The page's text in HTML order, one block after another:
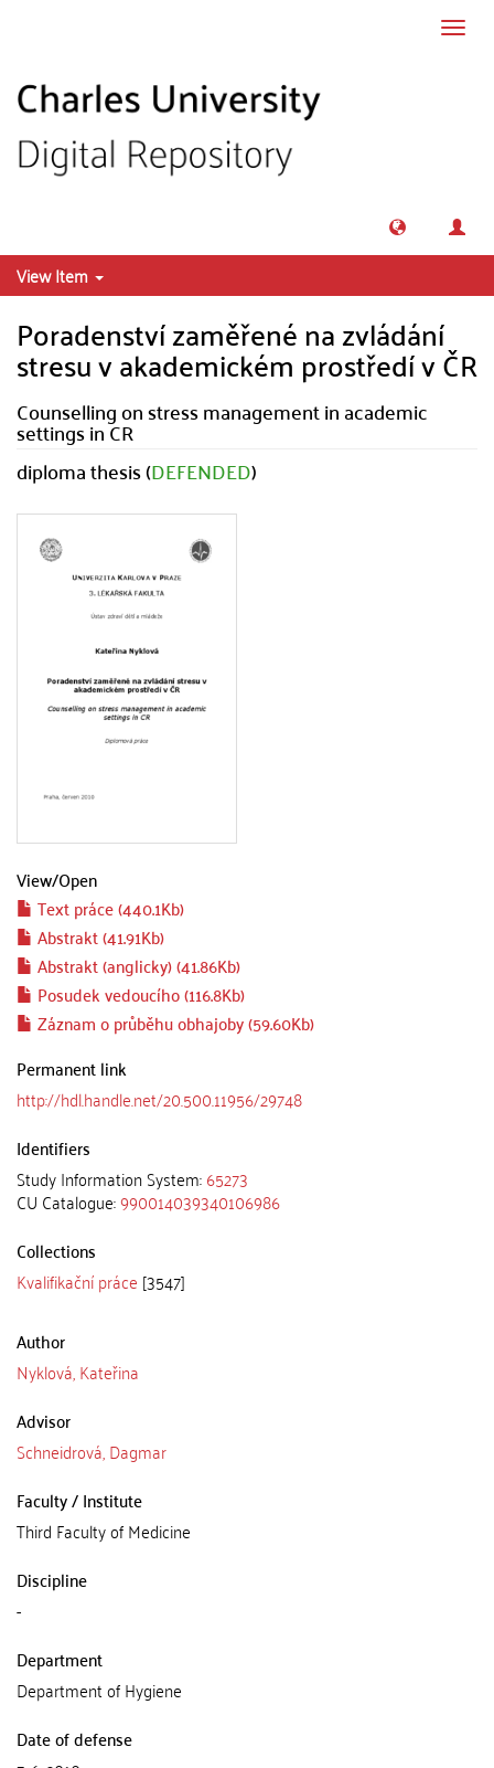
View Item
Poradenství zaměřené na zvládání
stresu v akademickém prostředí v ČR
Counselling on stress management in academic
settings in CR
diploma thesis (DEFENDED)
View/Open
Text práce (440.1Kb)
Abstrakt (41.91Kb)
Abstrakt (anglicky) (41.86Kb)
Posudek vedoucího (116.8Kb)
Záznam o průběhu obhajoby (59.60Kb)
Permanent link
http://hdl.handle.net/20.500.11956/29748
Identifiers
Study Information System:65273
CU Catalogue:990014039340106986
Collections
Kvalifikační práce [3547]
Author
Nyklová, Kateřina
Advisor
Schneidrová, Dagmar
Faculty / Institute
Third Faculty of Medicine
Discipline
-
Department
Department of Hygiene
Date of defense